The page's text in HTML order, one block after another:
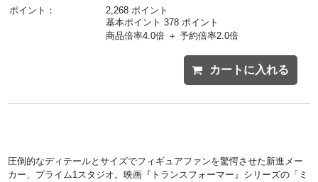
ポイント：
2,268 ポイント
基本ポイント 378 ポイント
商品倍率4.0倍 ＋ 予約倍率2.0倍
カートに入れる
圧倒的なディテールとサイズでフィギュアファンを驚愕させた新進メー
カー、プライム1スタジオ。映画『トランスフォーマー』シリーズの「ミ